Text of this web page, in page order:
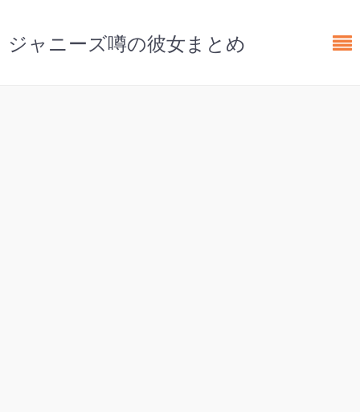
ジャニーズ噂の彼女まとめ